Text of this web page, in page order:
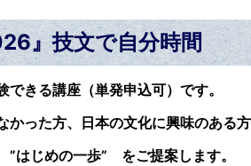
』技文で自分時間
きる講座（単発申込可）です。
った方、日本の文化に興味のある方
”はじめの一歩” をご提案します。